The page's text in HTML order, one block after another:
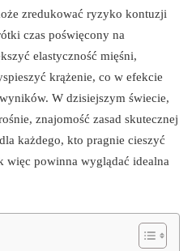
zredukować ryzyko kontuzji
czas poświęcony na
elastyczność mięśni,
krążenie, co w efekcie
W dzisiejszym świecie,
znajomość zasad skutecznej
każdego, kto pragnie cieszyć
więc powinna wyglądać idealna